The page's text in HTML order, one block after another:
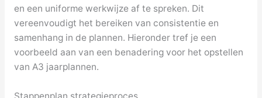
en een uniforme werkwijze af te spreken. Dit
vereenvoudigt het bereiken van consistentie en
samenhang in de plannen. Hieronder tref je een
voorbeeld aan van een benadering voor het opstellen
van A3 jaarplannen.